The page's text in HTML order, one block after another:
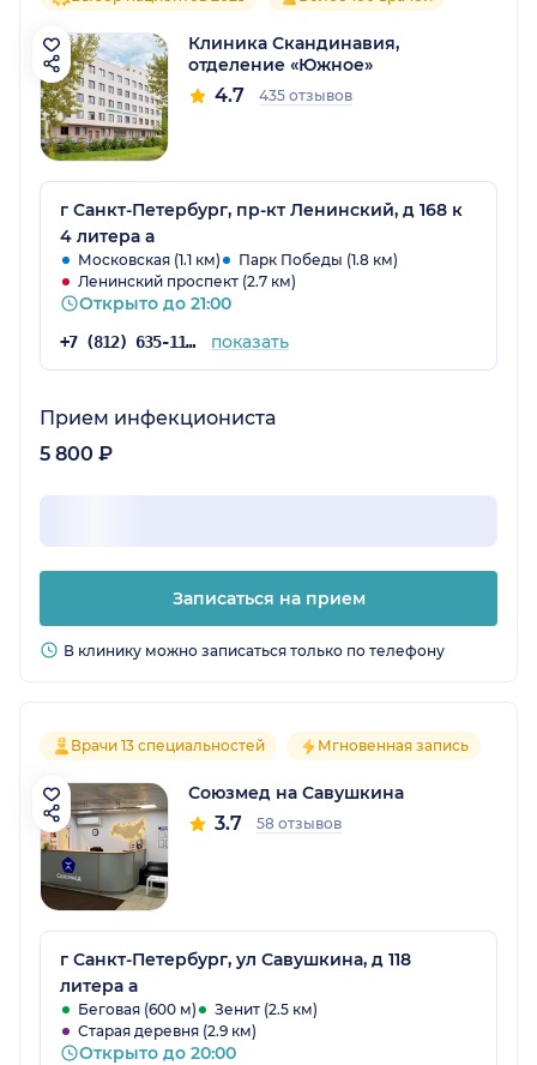
Клиника Скандинавия,
отделение «Южное»
4.7 435 отзывов
г Санкт-Петербург, пр-кт Ленинский, д 168 к
4 литера а
Московская (1.1 км)
Парк Победы (1.8 км)
Ленинский проспект (2.7 км)
Открыто до 21:00
+7 (812) 635-11-79 показать
Прием инфекциониста
5 800 ₽
Записаться на прием
В клинику можно записаться только по телефону
Врачи 13 специальностей Мгновенная запись
Союзмед на Савушкина
3.7 58 отзывов
г Санкт-Петербург, ул Савушкина, д 118
литера а
Беговая (600 м)
Зенит (2.5 км)
Старая деревня (2.9 км)
Открыто до 20:00